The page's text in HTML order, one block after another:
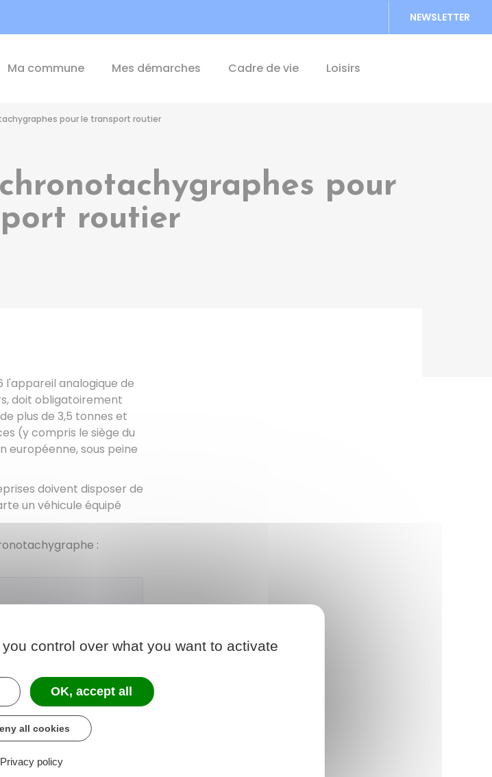
NEWSLETTER
Ma commune Mes démarches Cadre de vie Loisirs
pour le transport routier
pour
routier
l'appareil analogique de
doit obligatoirement
plus de 3,5 tonnes et
(y compris le siège du
européenne, sous peine
doivent disposer de
un véhicule équipé
:
control over what you want to activate
OK, accept all
all cookies
Privacy policy